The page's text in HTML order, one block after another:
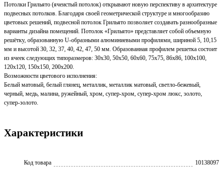
Потолки Грильято (ячеистый потолок) открывают новую перспективу в архитектуре
подвесных потолков. Благодаря своей геометрической структуре и многообразию
цветовых решений, подвесной потолок Грильято позволяет создавать разнообразные
варианты дизайна помещений. Потолок «Грильято» представляет собой объемную
решётку, образованную U-образными алюминиевыми профилями, шириной 5, 10,15
мм и высотой 30, 32, 37, 40, 42, 47, 50 мм. Образованная профилем решетка состоит
из ячеек следующих типоразмеров: 30х30, 50х50, 60х60, 75х75, 86х86, 100х100,
120х120, 150х150, 200х200.
Возможности цветового исполнения:
Белый матовый, белый глянец, металлик, металлик матовый, светло-бежевый,
черный, медь, малина, ружейный, хром, супер-хром, супер-хром люкс, золото,
супер-золото.
Характеристики
Код товара 10138097